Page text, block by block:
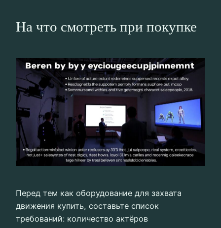
На что смотреть при покупке
Перед тем как оборудование для захвата
движения купить, составьте список
требований: количество актёров